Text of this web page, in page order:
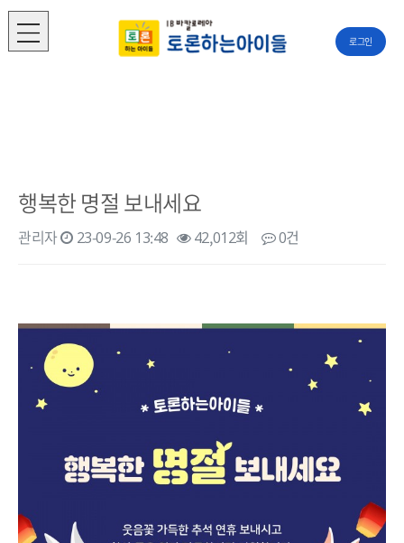
로그인
행복한 명절 보내세요
관리자 23-09-26 13:48 42,012회 0건